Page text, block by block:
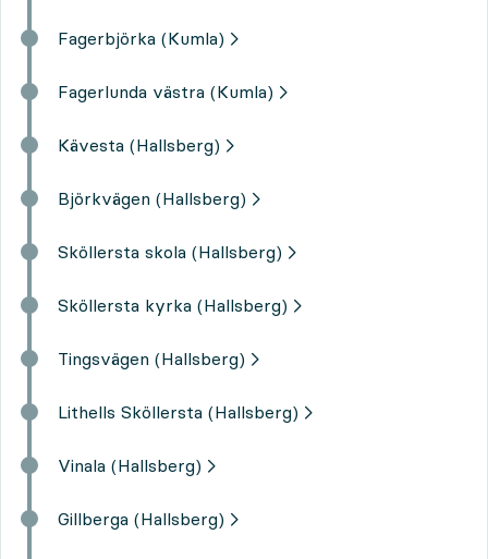
Fagerbjörka (Kumla)
Fagerlunda västra (Kumla)
Kävesta (Hallsberg)
Björkvägen (Hallsberg)
Sköllersta skola (Hallsberg)
Sköllersta kyrka (Hallsberg)
Tingsvägen (Hallsberg)
Lithells Sköllersta (Hallsberg)
Vinala (Hallsberg)
Gillberga (Hallsberg)